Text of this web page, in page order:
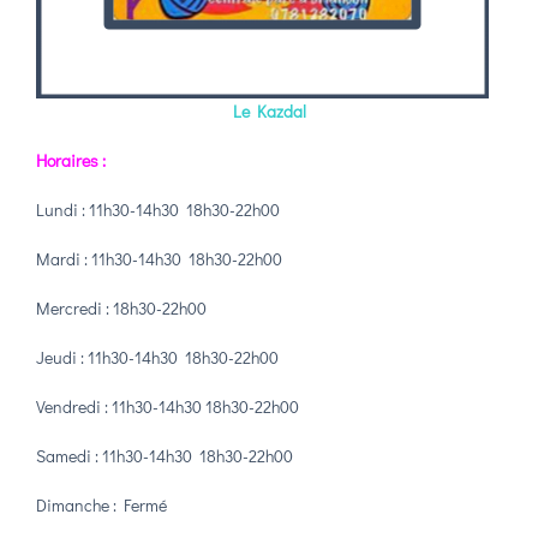
Le Kazdal
Horaires :
Lundi : 11h30-14h30 18h30-22h00
Mardi : 11h30-14h30 18h30-22h00
Mercredi : 18h30-22h00
Jeudi : 11h30-14h30 18h30-22h00
Vendredi : 11h30-14h30 18h30-22h00
Samedi : 11h30-14h30 18h30-22h00
Dimanche : Fermé